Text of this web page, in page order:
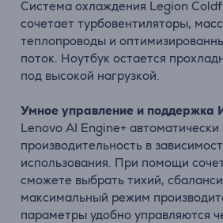
Система охлаждения Legion
сочетает турбовентиляторы,
теплопроводы и
поток. Ноутбук остается
под высокой нагрузкой.
Умное управление и поддержка
Lenovo AI Engine+ автоматически
производительность в
использования. При помощи
сможете выбрать тихий,
максимальный режим
параметры удобно управляются